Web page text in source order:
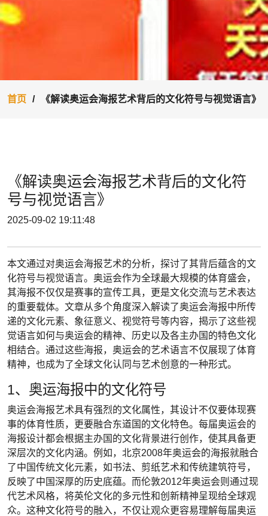
首页 《解读奥运会海报艺术背后的文化符号与视觉语言》
《解读奥运会海报艺术背后的文化符
号与视觉语言》
2025-09-02 19:11:48
本文通过对奥运会海报艺术的分析，探讨了其背后蕴含的文
化符号与视觉语言。奥运会作为全球最大规模的体育盛会，
其海报不仅仅是赛事的宣传工具，更是文化交流与艺术表达
的重要载体。文章从多个角度深入解读了奥运会海报中所传
递的文化元素、象征意义、视觉符号等内容，揭示了这些视
觉语言如何与奥运会的精神、历史以及各主办国的特色文化
相结合。通过这些海报，奥运会的艺术语言不仅展现了体育
精神，也成为了全球文化认同与艺术创意的一种形式。
1、奥运海报中的文化符号
奥运会海报艺术具有强烈的文化属性，其设计不仅要体现赛
事的体育性质，更要融合东道国的文化特色。每届奥运会的
海报设计都会根据主办国的文化背景进行创作，使其具备更
深层次的文化内涵。例如，北京2008年奥运会的海报就融合
了中国传统文化元素，如书法、剪纸艺术和传统建筑符号，
反映了中国深厚的历史底蕴。而伦敦2012年奥运会则通过现
代艺术风格，将英伦文化的多元性和创新精神呈现给全球观
众。这种文化符号的融入，不仅让观众更容易理解每届奥运